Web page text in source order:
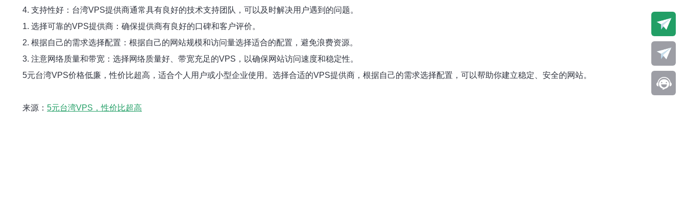
4. 支持性好：台湾VPS提供商通常具有良好的技术支持团队，可以及时解决用户遇到的问题。
1. 选择可靠的VPS提供商：确保提供商有良好的口碑和客户评价。
2. 根据自己的需求选择配置：根据自己的网站规模和访问量选择适合的配置，避免浪费资源。
3. 注意网络质量和带宽：选择网络质量好、带宽充足的VPS，以确保网站访问速度和稳定性。
5元台湾VPS价格低廉，性价比超高，适合个人用户或小型企业使用。选择合适的VPS提供商，根据自己的需求选择配置，可以帮助你建立稳定、安全的网站。
来源： 5元台湾VPS，性价比超高